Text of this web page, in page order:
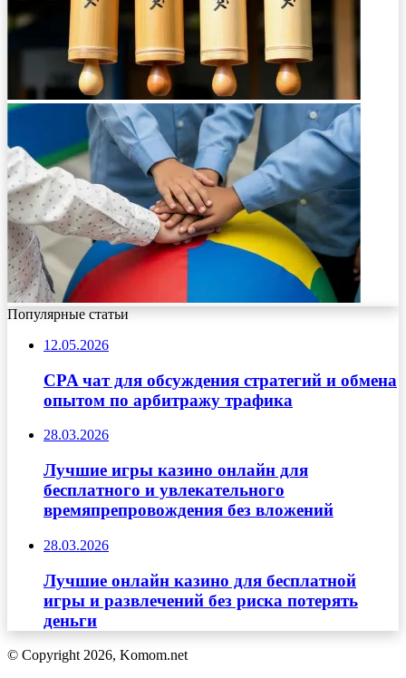
Популярные статьи
12.05.2026
CPA чат для обсуждения стратегий и обмена
опытом по арбитражу трафика
28.03.2026
Лучшие игры казино онлайн для
бесплатного и увлекательного
времяпрепровождения без вложений
28.03.2026
Лучшие онлайн казино для бесплатной
игры и развлечений без риска потерять
деньги
© Copyright 2026, Komom.net